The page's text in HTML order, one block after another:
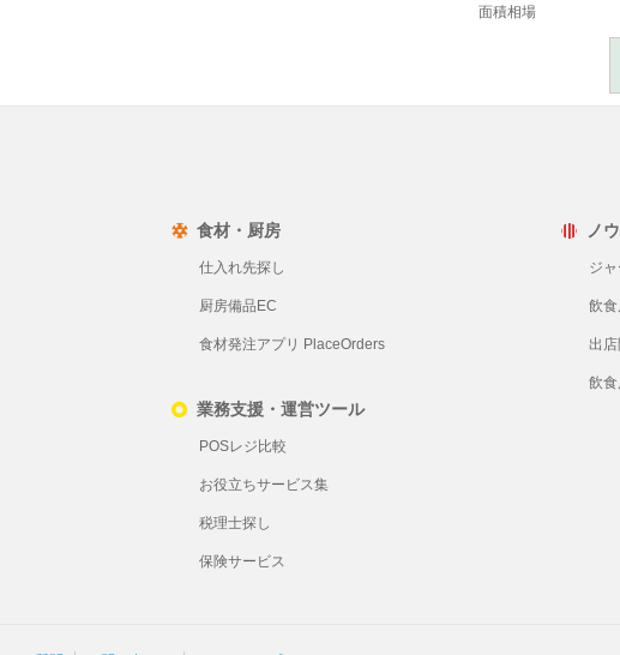
面積相場
食材・厨房
仕入れ先探し
厨房備品EC
食材発注アプリ PlaceOrders
業務支援・運営ツール
POSレジ比較
お役立ちサービス集
税理士探し
保険サービス
ノ
ジ
飲
出
飲